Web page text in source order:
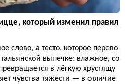
который изменил правил
слово, а тесто, которое перево
выпечке: влажное, со
в лёгкую хрустящу
чувства тяжести — в отличие